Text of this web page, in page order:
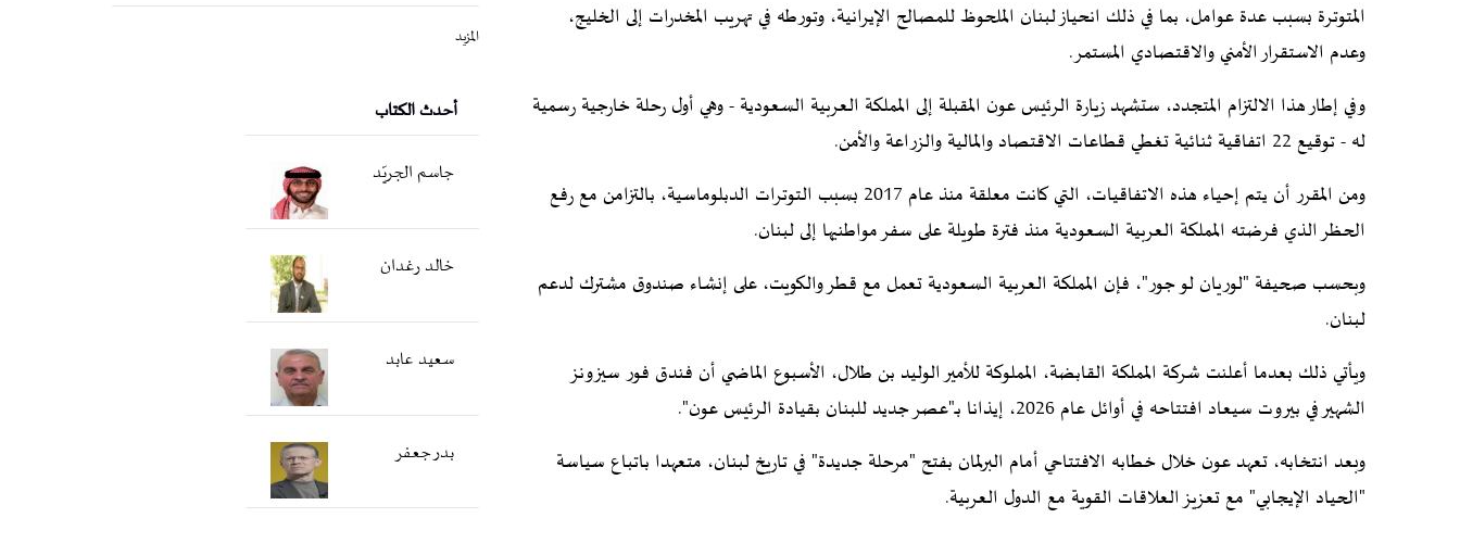
المتوترة بسبب عدة عوامل، بما في ذلك انحياز لبنان الملحوظ للمصالح الإيرانية، وتورطه في تهريب المخدرات إلى الخليج،
وعدم الاستقرار الأمني ​​والاقتصادي المستمر.
وفي إطار هذا الالتزام المتجدد، ستشهد زيارة الرئيس عون المقبلة إلى المملكة العربية السعودية - وهي أول رحلة خارجية رسمية
له - توقيع 22 اتفاقية ثنائية تغطي قطاعات الاقتصاد والمالية والزراعة والأمن.
ومن المقرر أن يتم إحياء هذه الاتفاقيات، التي كانت معلقة منذ عام 2017 بسبب التوترات الدبلوماسية، بالتزامن مع رفع
الحظر الذي فرضته المملكة العربية السعودية منذ فترة طويلة على سفر مواطنيها إلى لبنان.
وبحسب صحيفة "لوريان لو جور"، فإن المملكة العربية السعودية تعمل مع قطر والكويت، على إنشاء صندوق مشترك لدعم
لبنان.
ويأتي ذلك بعدما أعلنت شركة المملكة القابضة، المملوكة للأمير الوليد بن طلال، الأسبوع الماضي أن فندق فور سيزونز
الشهير في بيروت سيعاد افتتاحه في أوائل عام 2026، إيذانا بـ"عصر جديد للبنان بقيادة الرئيس عون".
وبعد انتخابه، تعهد عون خلال خطابه الافتتاحي أمام البرلمان بفتح "مرحلة جديدة" في تاريخ لبنان، متعهدا باتباع سياسة
"الحياد الإيجابي" مع تعزيز العلاقات القوية مع الدول العربية.
المزيد
أحدث الكتاب
جاسم الجريّد
خالد رغدان
سعید عابد
بدر جعفر